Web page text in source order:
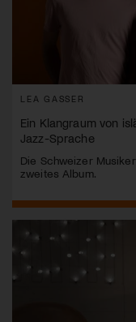
LEA GASSER
Ein Klangraum von
Jazz-Sprache
Die Schweizer
zweites Album.